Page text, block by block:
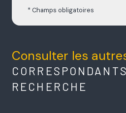
* Champs obligatoires
Consulter les
RECHERCHE